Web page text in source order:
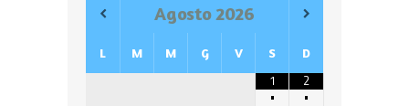
Agosto 2026
L M M G V S D
1
•
2
•